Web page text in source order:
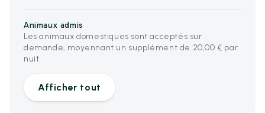
Animaux admis
Les animaux domestiques sont acceptés sur
demande, moyennant un supplément de 20,00 € par
nuit.
Afficher tout